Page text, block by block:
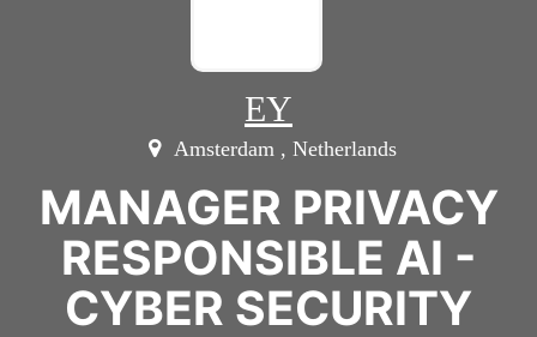
EY
Amsterdam , Netherlands
MANAGER PRIVACY
RESPONSIBLE AI -
CYBER SECURITY